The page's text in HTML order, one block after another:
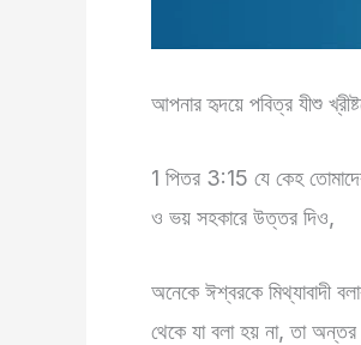
আপনার হৃদয়ে পবিত্র যীশু
‭1 পিতর 3:15 যে কেহ
ও ভয় সহকারে উত্তর দিও,
অনেকে ঈশ্বরকে মিথ্যাবাদী
থেকে যা বলা হয় না, তা